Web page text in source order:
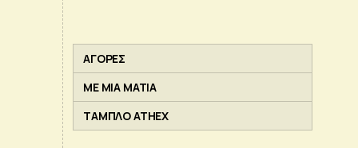
ΑΓΟΡΕΣ
ΜΕ ΜΙΑ ΜΑΤΙΑ
ΤΑΜΠΛΟ ATHEX